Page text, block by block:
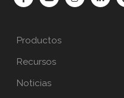
Productos
Recursos
Noticias